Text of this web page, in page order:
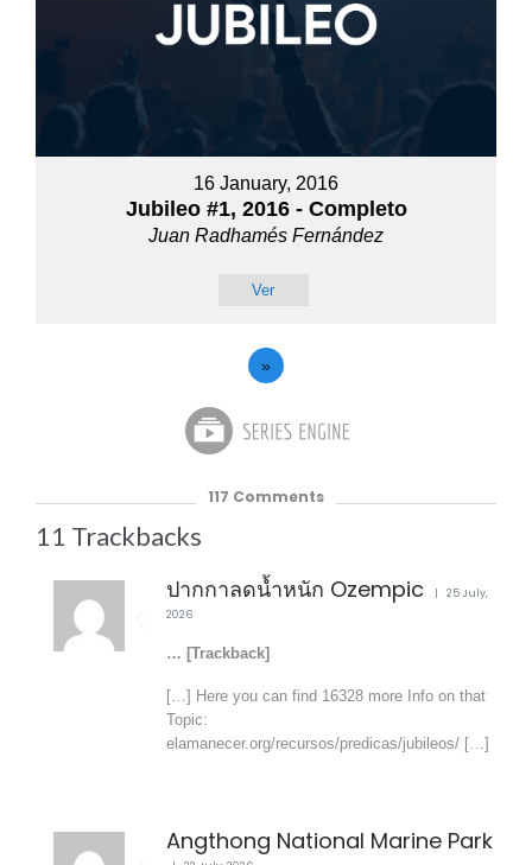
16 January, 2016
Jubileo #1, 2016 - Completo
Juan Radhamés Fernández
Ver
»
117 Comments
11 Trackbacks
ปากกาลดน้ำหนัก Ozempic
25 July,
2026
… [Trackback]
[…] Here you can find 16328 more Info on that
Topic:
elamanecer.org/recursos/predicas/jubileos/ […]
Angthong National Marine Park